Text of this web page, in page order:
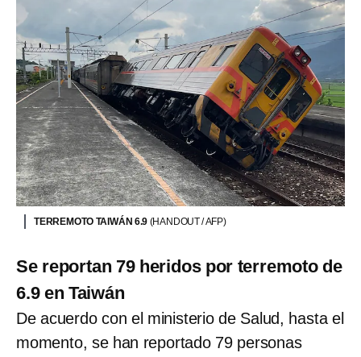
TERREMOTO TAIWÁN 6.9 (HANDOUT / AFP)
Se reportan 79 heridos por terremoto de
6.9 en Taiwán
De acuerdo con el ministerio de Salud, hasta el
momento, se han reportado 79 personas